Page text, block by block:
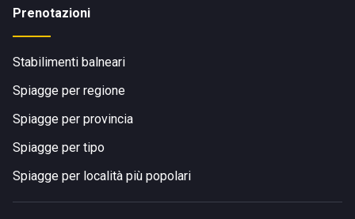
Prenotazioni
Stabilimenti balneari
Spiagge per regione
Spiagge per provincia
Spiagge per tipo
Spiagge per località più popolari